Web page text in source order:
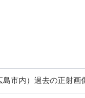
市内）過去の正射画